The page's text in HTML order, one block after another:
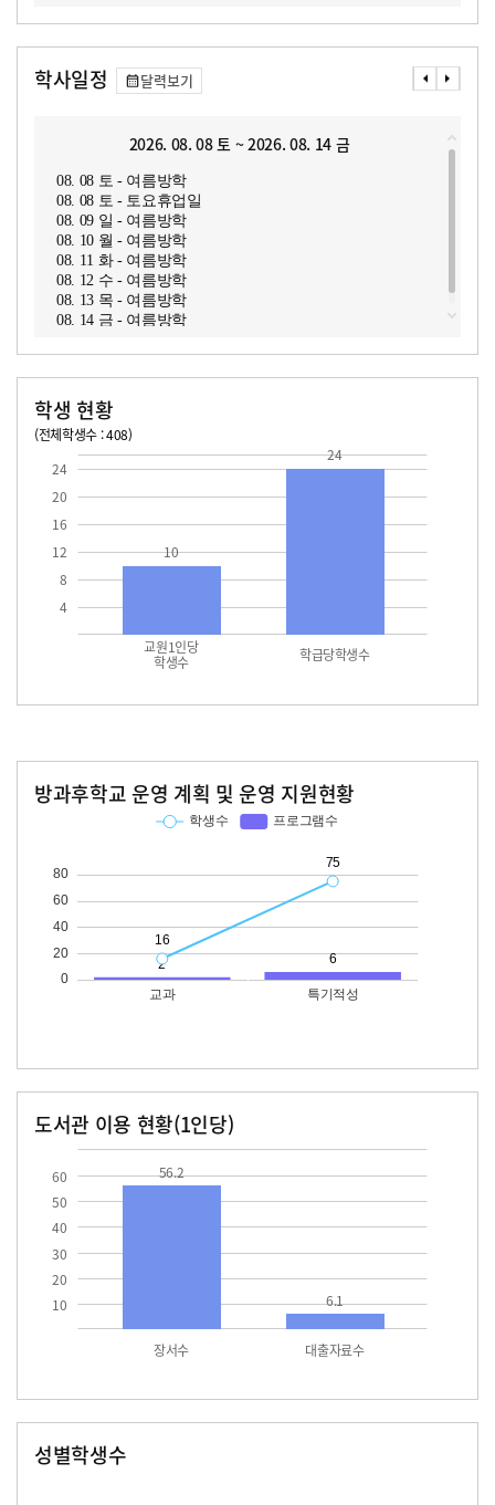
학사일정 달력보기
2026. 08. 08 토 ~ 2026. 08. 14 금
08. 08 토 - 여름방학
08. 08 토 - 토요휴업일
08. 09 일 - 여름방학
08. 10 월 - 여름방학
08. 11 화 - 여름방학
08. 12 수 - 여름방학
08. 13 목 - 여름방학
08. 14 금 - 여름방학
학생 현황
(전체학생수 : 408)
4
8
12
16
20
24
교원1인당
학생수 학급당학생수
10
24
방과후학교 운영 계획 및 운영 지원현황
도서관 이용 현황(1인당)
10
20
30
40
50
60
장서수 대출자료수
56.2
6.1
성별학생수